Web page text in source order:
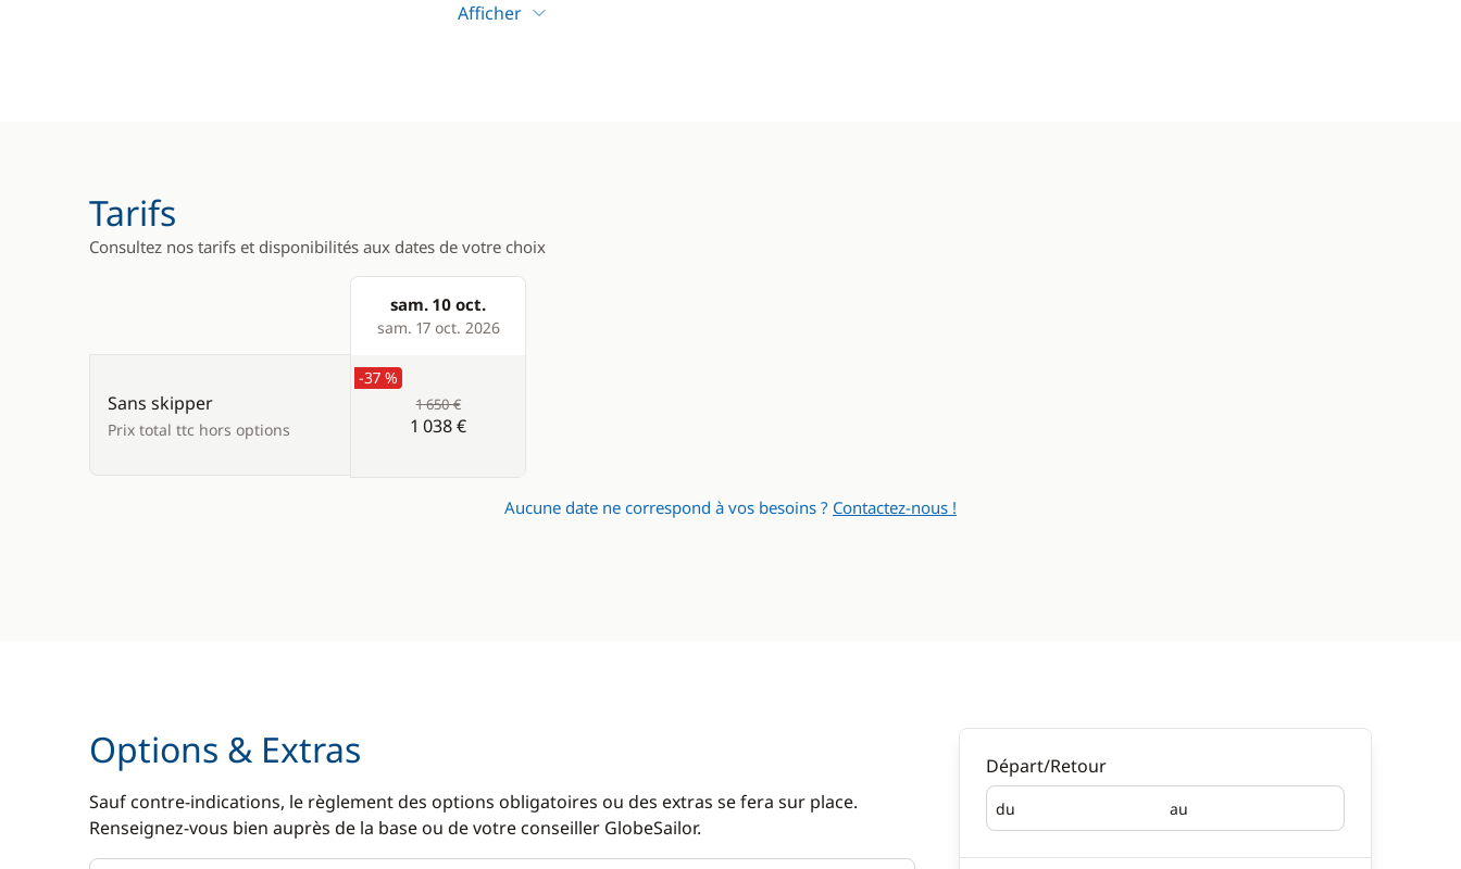
Afficher
Tarifs
Consultez nos tarifs et disponibilités aux dates de votre choix
Products
sam. 10 oct.
sam. 17 oct. 2026
Sans skipper
Prix total ttc hors options
-37 %
1 650 €
1 038 €
Aucune date ne correspond à vos besoins ? Contactez-nous !
Options & Extras
Sauf contre-indications, le règlement des options obligatoires ou des extras se fera sur place.
Renseignez-vous bien auprès de la base ou de votre conseiller GlobeSailor.
Départ/Retour
du
Départ au
Retour